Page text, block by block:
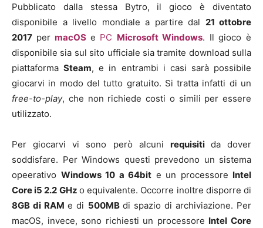
Pubblicato dalla stessa Bytro, il gioco è diventato
disponibile a livello mondiale a partire dal 21 ottobre
2017 per macOS e PC Microsoft Windows. Il gioco è
disponibile sia sul sito ufficiale sia tramite download sulla
piattaformaSteam, e in entrambi i casi sarà possibile
giocarvi in modo del tutto gratuito. Si tratta infatti di un
free-to-play, che non richiede costi o simili per essere
utilizzato.
Per giocarvi vi sono però alcuni requisiti da dover
soddisfare. Per Windows questi prevedono un sistema
opeerativo Windows 10 a 64bit e un processore Intel
Core i5 2.2 GHz o equivalente. Occorre inoltre disporre di
8GB di RAMe di 500MB di spazio di archiviazione. Per
macOS, invece, sono richiesti un processore Intel Core